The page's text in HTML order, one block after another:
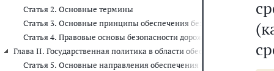
Статья 2. Основные термины
Статья 3. Основные принципы обеспечения безопасности
Статья 4. Правовые основы безопасности дорожного движения в
Глава II. Государственная политика в области обеспечения
Статья 5. Основные направления обеспечения безопасности